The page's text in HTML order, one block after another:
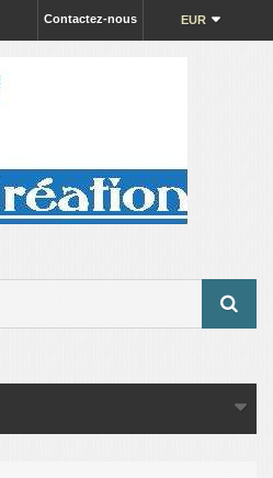
EUR
Contactez-nous